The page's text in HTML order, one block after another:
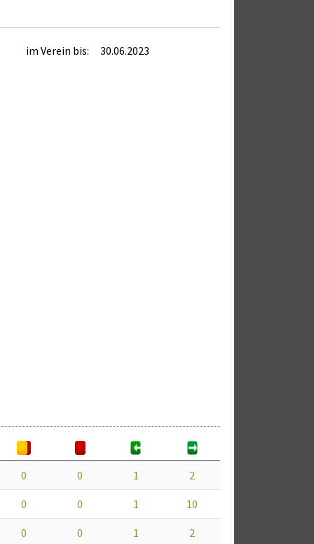
im Verein bis: 30.06.2023
0 0 1 2
0 0 1 10
0 0 1 2